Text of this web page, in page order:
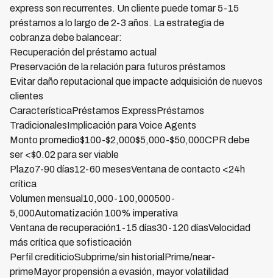
express son recurrentes. Un cliente puede tomar 5-15
préstamos a lo largo de 2-3 años. La estrategia de
cobranza debe balancear:
Recuperación del préstamo actual
Preservación de la relación para futuros préstamos
Evitar daño reputacional que impacte adquisición de nuevos
clientes
CaracterísticaPréstamos ExpressPréstamos
TradicionalesImplicación para Voice Agents
Monto promedio$100-$2,000$5,000-$50,000CPR debe
ser <$0.02 para ser viable
Plazo7-90 días12-60 mesesVentana de contacto <24h
crítica
Volumen mensual10,000-100,000500-
5,000Automatización 100% imperativa
Ventana de recuperación1-15 días30-120 díasVelocidad
más crítica que sofisticación
Perfil crediticioSubprime/sin historialPrime/near-
primeMayor propensión a evasión, mayor volatilidad